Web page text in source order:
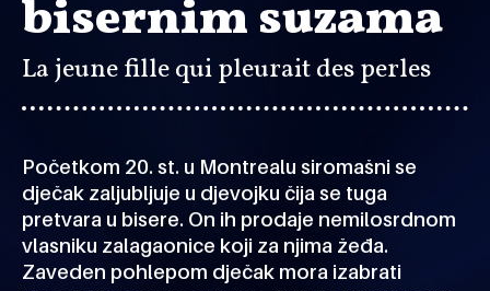
bisernim suzama
La jeune fille qui pleurait des perles
Početkom 20. st. u Montrealu siromašni se
dječak zaljubljuje u djevojku čija se tuga
pretvara u bisere. On ih prodaje nemilosrdnom
vlasniku zalagaonice koji za njima žeđa.
Zaveden pohlepom dječak mora izabrati